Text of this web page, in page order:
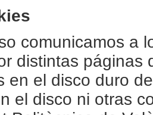
comunicamos a
distintas páginas
en el disco duro
el disco ni otras